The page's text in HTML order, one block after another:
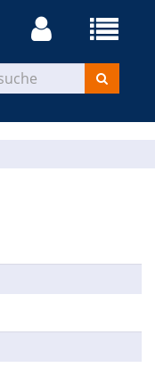
Menü
Kurse
suchen